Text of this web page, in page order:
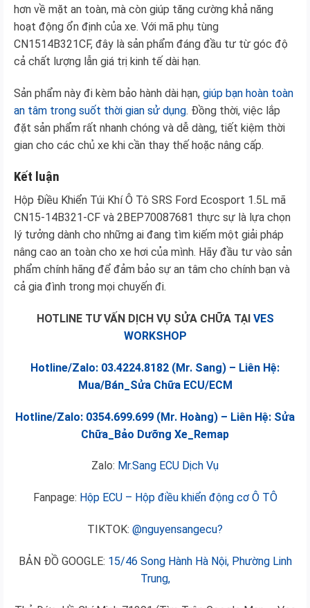
hơn về mặt an toàn, mà còn giúp tăng cường khả năng
hoạt động ổn định của xe. Với mã phụ tùng
CN1514B321CF, đây là sản phẩm đáng đầu tư từ góc độ
cả chất lượng lẫn giá trị kinh tế dài hạn.
Sản phẩm này đi kèm bảo hành dài hạn, giúp bạn hoàn toàn
an tâm trong suốt thời gian sử dụng. Đồng thời, việc lắp
đặt sản phẩm rất nhanh chóng và dễ dàng, tiết kiệm thời
gian cho các chủ xe khi cần thay thế hoặc nâng cấp.
Kết luận
Hộp Điều Khiển Túi Khí Ô Tô SRS Ford Ecosport 1.5L mã
CN15-14B321-CF và 2BEP70087681 thực sự là lựa chọn
lý tưởng dành cho những ai đang tìm kiếm một giải pháp
nâng cao an toàn cho xe hơi của mình. Hãy đầu tư vào sản
phẩm chính hãng để đảm bảo sự an tâm cho chính bạn và
cả gia đình trong mọi chuyến đi.
HOTLINE TƯ VẤN DỊCH VỤ SỬA CHỮA TẠI VES
WORKSHOP
Hotline/Zalo: 03.4224.8182 (Mr. Sang) – Liên Hệ:
Mua/Bán_Sửa Chữa ECU/ECM
Hotline/Zalo: 0354.699.699 (Mr. Hoàng) – Liên Hệ: Sửa
Chữa_Bảo Dưỡng Xe_Remap
Zalo: Mr.Sang ECU Dịch Vụ
Fanpage: Hộp ECU – Hộp điều khiển động cơ Ô TÔ
TIKTOK: @nguyensangecu?
BẢN ĐỒ GOOGLE: 15/46 Song Hành Hà Nội, Phường Linh
Trung,